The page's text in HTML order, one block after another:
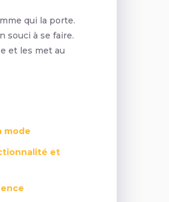
qui la porte.
souci à se faire.
et les met au
mode
et